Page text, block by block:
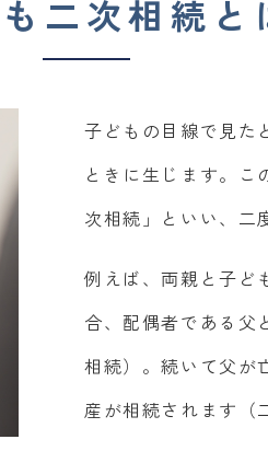
二次相続と
子どもの目線で見た
ときに生じます。こ
次相続」といい、二
例えば、両親と子ど
合、配偶者である父
相続）。続いて父が
産が相続されます（